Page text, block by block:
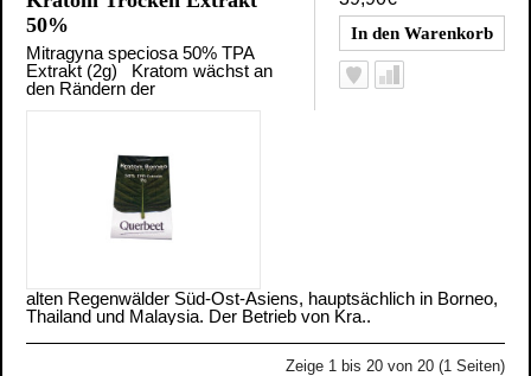
50%
Mitragyna speciosa 50% TPA
Extrakt (2g) Kratom wächst an
den Rändern der
alten Regenwälder Süd-Ost-Asiens, hauptsächlich in Borneo,
Thailand und Malaysia. Der Betrieb von Kra..
Zeige 1 bis 20 von 20 (1 Seiten)